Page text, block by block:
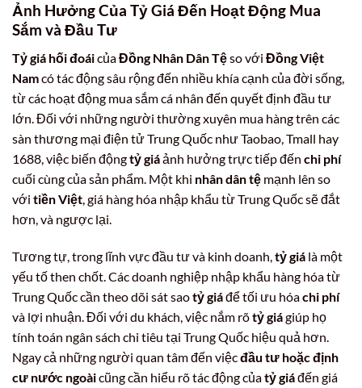
Ảnh Hưởng Của Tỷ Giá Đến Hoạt Động Mua
Sắm và Đầu Tư
Tỷ giá hối đoáicủaĐồng Nhân Dân Tệso với Đồng Việt
Namcó tác động sâu rộng đến nhiều khía cạnh của đời sống,
từ các hoạt động mua sắm cá nhân đến quyết định đầu tư
lớn. Đối với những người thường xuyên mua hàng trên các
sàn thương mại điện tử Trung Quốc như Taobao, Tmall hay
1688, việc biến độngtỷ giáảnh hưởng trực tiếp đến chi phí
cuối cùng của sản phẩm. Một khi nhân dân tệ mạnh lên so
với tiền Việt, giá hàng hóa nhập khẩu từ Trung Quốc sẽ đắt
hơn, và ngược lại.
Tương tự, trong lĩnh vực đầu tư và kinh doanh, tỷ giá là một
yếu tố then chốt. Các doanh nghiệp nhập khẩu hàng hóa từ
Trung Quốc cần theo dõi sát saotỷ giáđể tối ưu hóachi phí
và lợi nhuận. Đối với du khách, việc nắm rõtỷ giágiúp họ
tính toán ngân sách chi tiêu tại Trung Quốc hiệu quả hơn.
Ngay cả những người quan tâm đến việcđầu tư hoặc định
cư nước ngoàicũng cần hiểu rõ tác động củatỷ giáđến giá